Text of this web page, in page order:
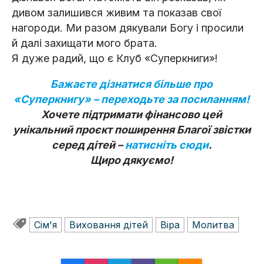
дивом залишився живим та показав свої
нагороди. Ми разом дякували Богу і просили
й далі захищати мого брата.
Я дуже радий, що є Клуб «Суперкниги»!
Бажаєте дізнатися більше про
«Суперкнигу» – переходьте за посиланням!
Хочете підтримати фінансово цей
унікальний проєкт поширення Благої звістки
серед дітей –натисніть сюди.
Щиро дякуємо!
Сім'я Виховання дітей Віра Молитва